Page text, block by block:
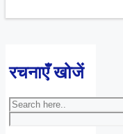
रचनाएँ खोजें